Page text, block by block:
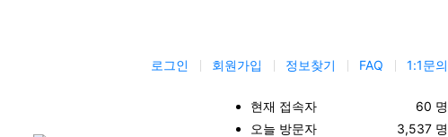
로그인 회원가입 정보찾기 FAQ 1:1문의
현재 접속자
60 명
오늘 방문자
3,537 명